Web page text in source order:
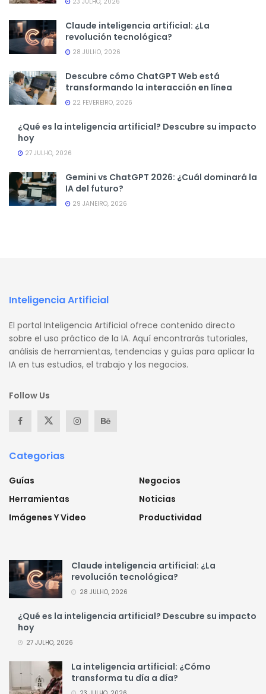
Claude inteligencia artificial: ¿La
revolución tecnológica?
28 JULHO, 2026
Descubre cómo ChatGPT Web está
transformando la interacción en línea
22 FEVEREIRO, 2026
¿Qué es la inteligencia artificial? Descubre su impacto
hoy
27 JULHO, 2026
Gemini vs ChatGPT 2026: ¿Cuál dominará la
IA del futuro?
29 JANEIRO, 2026
Inteligencia Artificial
El portal Inteligencia Artificial ofrece contenido directo
sobre el uso práctico de la IA. Aquí encontrarás tutoriales,
análisis de herramientas, tendencias y guías para aplicar la
IA en tus estudios, el trabajo y los negocios.
Follow Us
Categorias
Guías
Herramientas
Imágenes Y Video
Negocios
Noticias
Productividad
Claude inteligencia artificial: ¿La
revolución tecnológica?
28 JULHO, 2026
¿Qué es la inteligencia artificial? Descubre su impacto
hoy
27 JULHO, 2026
La inteligencia artificial: ¿Cómo
transforma tu día a día?